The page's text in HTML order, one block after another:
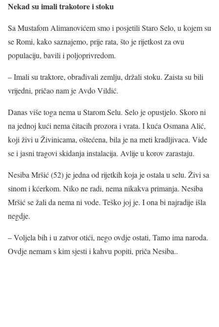
Nekad su imali trakotore i stoku
Sa Mustafom Alimanovićem smo i posjetili Staro Selo, u kojem su
se Romi, kako saznajemo, prije rata, što je rijetkost za ovu
populaciju, bavili i poljoprivredom.
– Imali su traktore, obrađivali zemlju, držali stoku. Zaista su bili
vrijedni, pričao nam je Avdo Vildić.
Danas više toga nema u Starom Selu. Selo je opustjelo. Skoro ni
na jednoj kući nema čitacih prozora i vrata. I kuća Osmana Alić,
koji živi u Živinicama, oštećena, bila je na meti kradljivaca. Vide
se i jasni tragovi skidanja instalacija. Avlije u korov zarastaju.
Nesiba Mršić (52) je jedna od rijetkih koja je ostala u selu. Živi sa
sinom i kćerkom. Niko ne radi, nema nikakva primanja. Nesiba
Mršić se žali da nema ni vode. Teško joj je. I ona bi najradije išla
negdje.
– Voljela bih i u zatvor otići, nego ovdje ostati, Tamo ima naroda.
Ovdje nemam s kim sjesti i kahvu popiti, priča Nesiba..